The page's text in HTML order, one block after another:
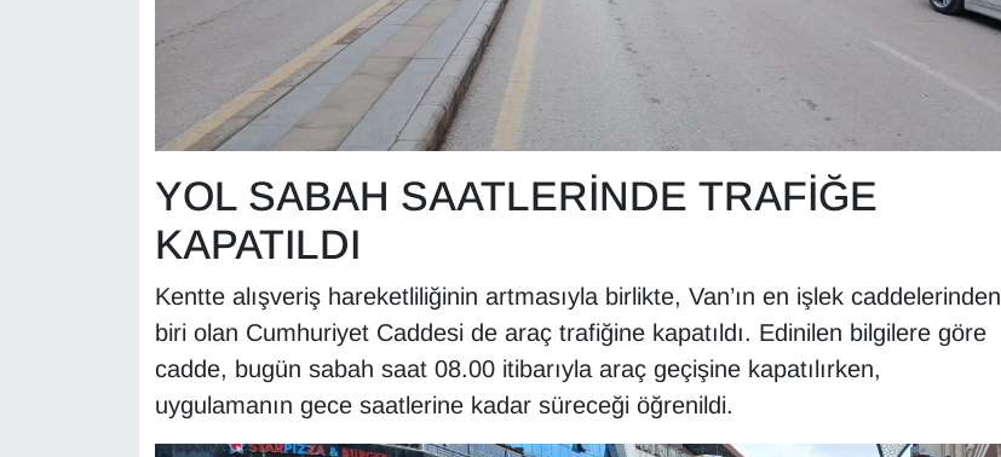
YOL SABAH SAATLERİNDE TRAFİĞE
KAPATILDI
Kentte alışveriş hareketliliğinin artmasıyla birlikte, Van’ın en işlek caddelerinden
biri olan Cumhuriyet Caddesi de araç trafiğine kapatıldı. Edinilen bilgilere göre
cadde, bugün sabah saat 08.00 itibarıyla araç geçişine kapatılırken,
uygulamanın gece saatlerine kadar süreceği öğrenildi.
Resmi İlanlar
RÖPORTAJ
Sinema - TV